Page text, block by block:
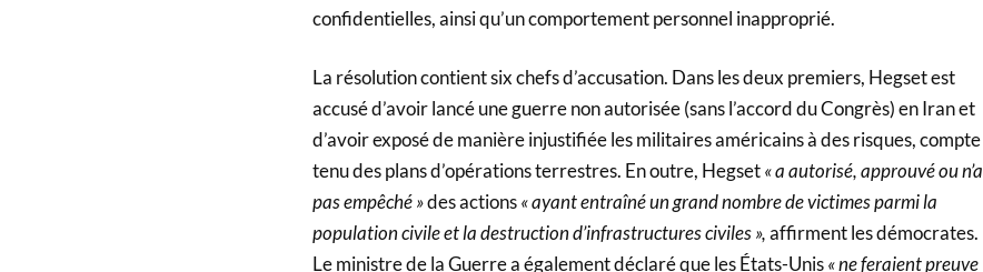
confidentielles, ainsi qu’un comportement personnel inapproprié.
La résolution contient six chefs d’accusation. Dans les deux premiers, Hegset est
accusé d’avoir lancé une guerre non autorisée (sans l’accord du Congrès) en Iran et
d’avoir exposé de manière injustifiée les militaires américains à des risques, compte
tenu des plans d’opérations terrestres. En outre, Hegset« a autorisé, approuvé ou n’a
pas empêché »des actions« ayant entraîné un grand nombre de victimes parmi la
population civile et la destruction d’infrastructures civiles »,affirment les démocrates.
Le ministre de la Guerre a également déclaré que les États-Unis« ne feraient preuve